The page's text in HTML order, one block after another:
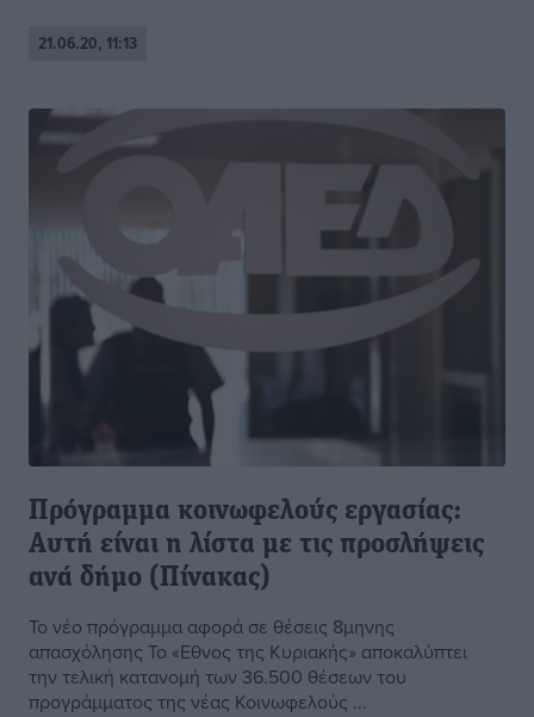
21.06.20, 11:13
Πρόγραμμα κοινωφελούς εργασίας:
Αυτή είναι η λίστα με τις προσλήψεις
ανά δήμο (Πίνακας)
Το νέο πρόγραμμα αφορά σε θέσεις 8μηνης
απασχόλησης Το «Εθνος της Κυριακής» αποκαλύπτει
την τελική κατανομή των 36.500 θέσεων του
προγράμματος της νέας Κοινωφελούς ...